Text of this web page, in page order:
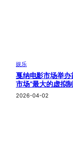
娱乐
戛纳电影市场举
市场“最大的虚拟
2026-04-02